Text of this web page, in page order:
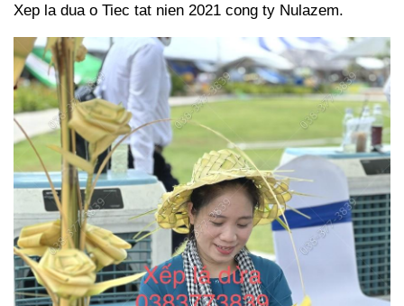
Xep la dua o Tiec tat nien 2021 cong ty Nulazem.